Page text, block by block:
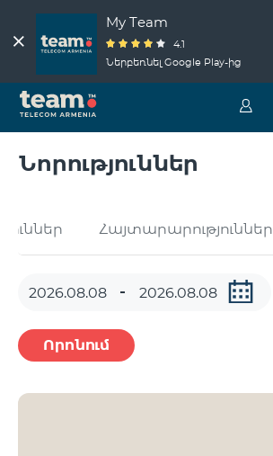
My Team
4.1
Ներբեռնել Google Play-ից
Նորություններ
Հայտարարություններ
Որոնում